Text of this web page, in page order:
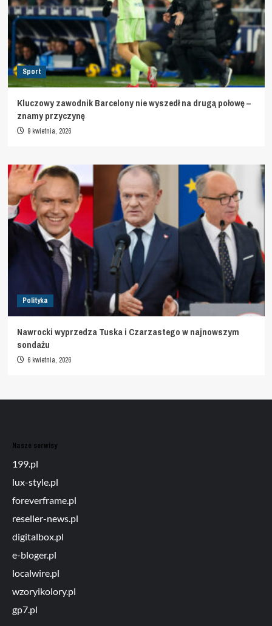
Sport
Kluczowy zawodnik Barcelony nie wyszedł na drugą połowę –
znamy przyczynę
9 kwietnia, 2026
Polityka
Nawrocki wyprzedza Tuska i Czarzastego w najnowszym
sondażu
6 kwietnia, 2026
Nasze serwisy
199.pl
lux-style.pl
foreverframe.pl
reseller-news.pl
digitalbox.pl
e-bloger.pl
localwire.pl
wzoryikolory.pl
gp7.pl